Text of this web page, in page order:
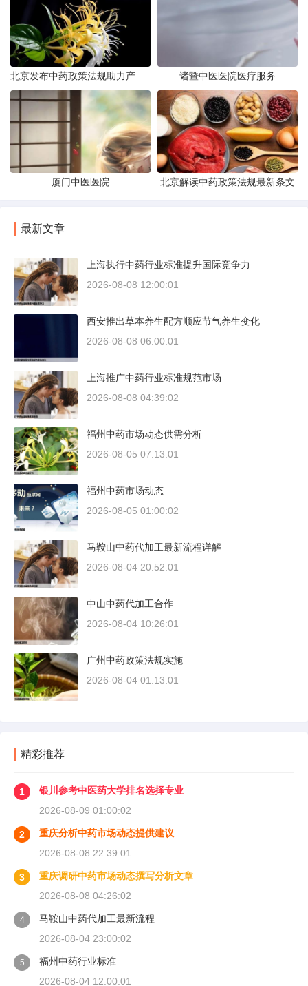
诸暨中医医院医疗服务
厦门中医医院 北京解读中药政策法规最新条文
最新文章
上海执行中药行业标准提升国际竞争力
2026-08-08 12:00:01
西安推出草本养生配方顺应节气养生变化
2026-08-08 06:00:01
上海推广中药行业标准规范市场
2026-08-08 04:39:02
福州中药市场动态供需分析
2026-08-05 07:13:01
福州中药市场动态
2026-08-05 01:00:02
马鞍山中药代加工最新流程详解
2026-08-04 20:52:01
中山中药代加工合作
2026-08-04 10:26:01
广州中药政策法规实施
2026-08-04 01:13:01
精彩推荐
1
银川参考中医药大学排名选择专业
2026-08-09 01:00:02
2
重庆分析中药市场动态提供建议
2026-08-08 22:39:01
3
重庆调研中药市场动态撰写分析文章
2026-08-08 04:26:02
4
马鞍山中药代加工最新流程
2026-08-04 23:00:02
5
福州中药行业标准
2026-08-04 12:00:01